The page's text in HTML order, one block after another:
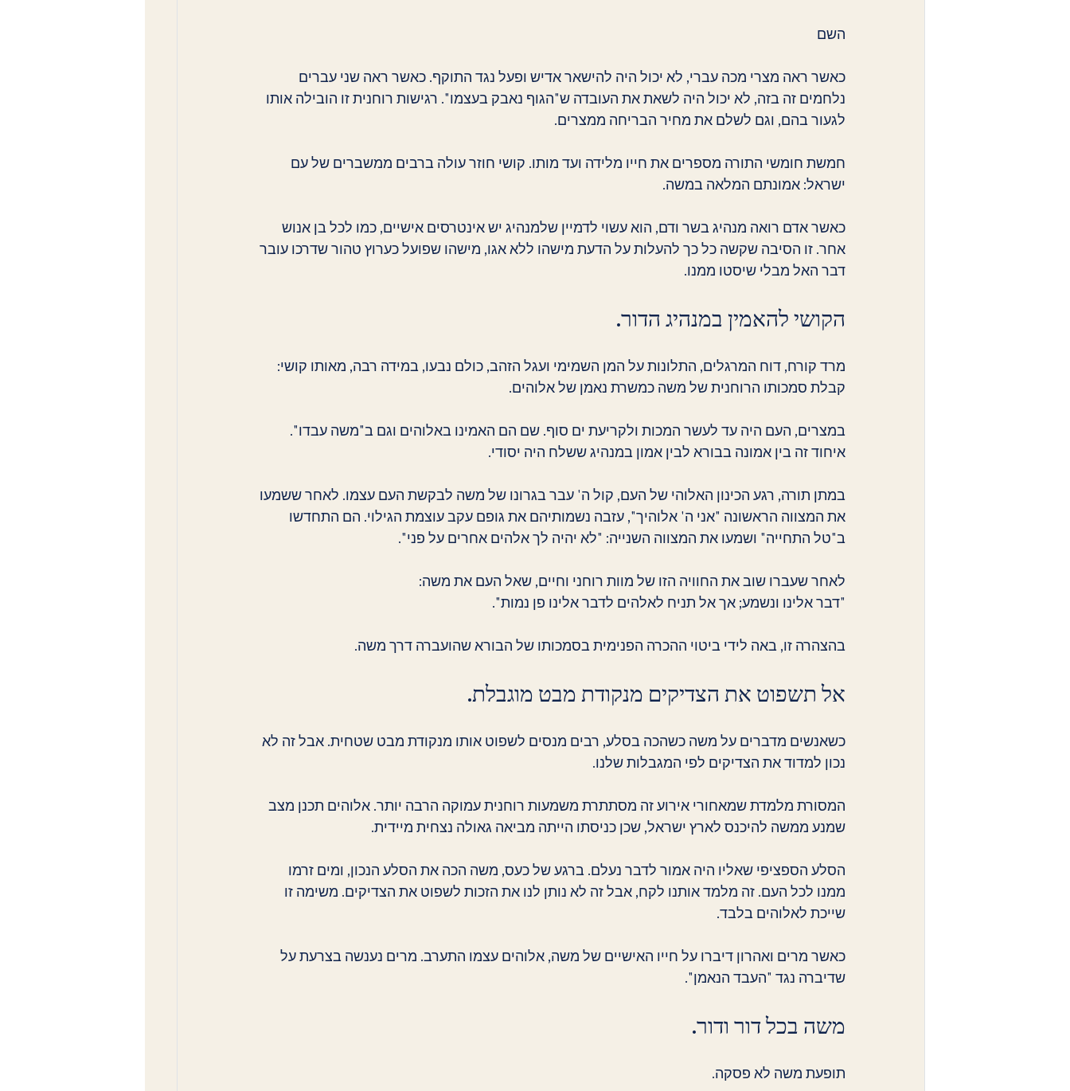
השם
כאשר ראה מצרי מכה עברי, לא יכול היה להישאר אדיש ופעל נגד התוקף. כאשר ראה שני עברים
נלחמים זה בזה, לא יכול היה לשאת את העובדה ש"הגוף נאבק בעצמו". רגישות רוחנית זו הובילה אותו
לגעור בהם, וגם לשלם את מחיר הבריחה ממצרים.
חמשת חומשי התורה מספרים את חייו מלידה ועד מותו. קושי חוזר עולה ברבים ממשברים של עם
ישראל: אמונתם המלאה במשה.
כאשר אדם רואה מנהיג בשר ודם, הוא עשוי לדמיין שלמנהיג יש אינטרסים אישיים, כמו לכל בן אנוש
אחר. זו הסיבה שקשה כל כך להעלות על הדעת מישהו ללא אגו, מישהו שפועל כערוץ טהור שדרכו עובר
דבר האל מבלי שיסטו ממנו.
הקושי להאמין במנהיג הדור.
מרד קורח, דוח המרגלים, התלונות על המן השמימי ועגל הזהב, כולם נבעו, במידה רבה, מאותו קושי:
קבלת סמכותו הרוחנית של משה כמשרת נאמן של אלוהים.
במצרים, העם היה עד לעשר המכות ולקריעת ים סוף. שם הם האמינו באלוהים וגם ב"משה עבדו".
איחוד זה בין אמונה בבורא לבין אמון במנהיג ששלח היה יסודי.
במתן תורה, רגע הכינון האלוהי של העם, קול ה' עבר בגרונו של משה לבקשת העם עצמו. לאחר ששמעו
את המצווה הראשונה "אני ה' אלוהיך", עזבה נשמותיהם את גופם עקב עוצמת הגילוי. הם התחדשו
ב"טל התחייה" ושמעו את המצווה השנייה: "לא יהיה לך אלהים אחרים על פני".
לאחר שעברו שוב את החוויה הזו של מוות רוחני וחיים, שאל העם את משה:
"דבר אלינו ונשמע; אך אל תניח לאלהים לדבר אלינו פן נמות".
בהצהרה זו, באה לידי ביטוי ההכרה הפנימית בסמכותו של הבורא שהועברה דרך משה.
אל תשפוט את הצדיקים מנקודת מבט מוגבלת.
כשאנשים מדברים על משה כשהכה בסלע, רבים מנסים לשפוט אותו מנקודת מבט שטחית. אבל זה לא
נכון למדוד את הצדיקים לפי המגבלות שלנו.
המסורת מלמדת שמאחורי אירוע זה מסתתרת משמעות רוחנית עמוקה הרבה יותר. אלוהים תכנן מצב
שמנע ממשה להיכנס לארץ ישראל, שכן כניסתו הייתה מביאה גאולה נצחית מיידית.
הסלע הספציפי שאליו היה אמור לדבר נעלם. ברגע של כעס, משה הכה את הסלע הנכון, ומים זרמו
ממנו לכל העם. זה מלמד אותנו לקח, אבל זה לא נותן לנו את הזכות לשפוט את הצדיקים. משימה זו
שייכת לאלוהים בלבד.
כאשר מרים ואהרון דיברו על חייו האישיים של משה, אלוהים עצמו התערב. מרים נענשה בצרעת על
שדיברה נגד "העבד הנאמן".
משה בכל דור ודור.
תופעת משה לא פסקה.